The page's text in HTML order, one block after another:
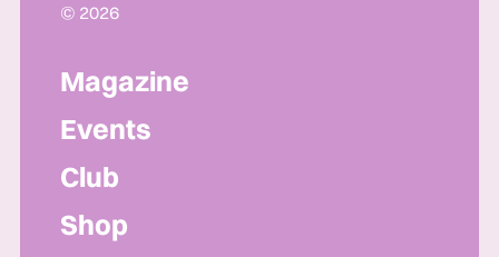
© 2026
Magazine
Events
Club
Shop